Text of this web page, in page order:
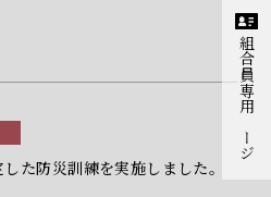
組合員専用ページ
た防災訓練を実施しました。